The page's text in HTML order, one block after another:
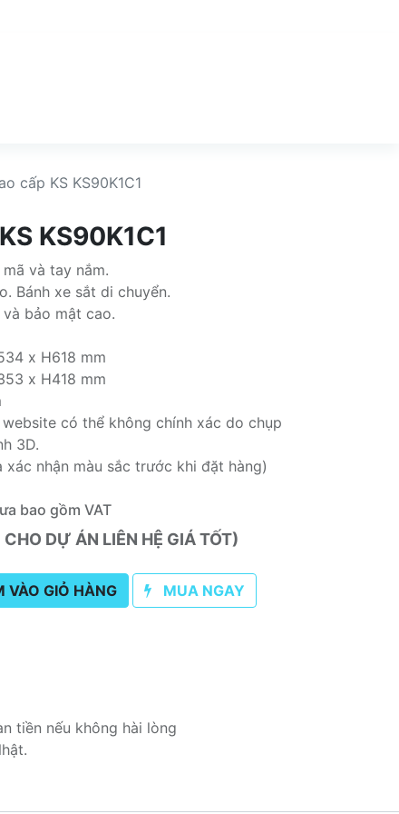
cấp KS KS90K1C1
KS90K1C1
và tay nắm.
Bánh xe sắt di chuyển.
bảo mật cao.
x H618 mm
x H418 mm
có thể không chính xác do chụp
3D.
xác nhận màu sắc trước khi đặt hàng)
bao gồm VAT
DỰ ÁN LIÊN HỆ GIÁ TỐT)
VÀO GIỎ HÀNG MUA NGAY
tiền nếu không hài lòng